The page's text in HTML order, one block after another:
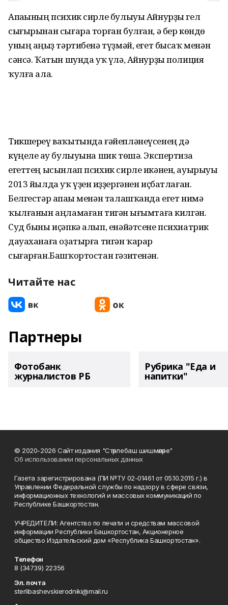
Апаһының психик сирле булыуы Айнурҙы гел
сығырынан сығара торған булған, ә бер көндө
уның аңһыҙ тәртибенә түҙмәй, егет бысаҡ менән
сәнсә. Ҡатын шунда уҡ үлә, Айнурҙы полиция
ҡулға ала.
Тикшереү ваҡытында ғәйепләнеүсенең дә
күңеле һау булыуына шик төшә. Экспертиза
егеттең ысынлап психик сирле икәнен, ауырыуы
2013 йылда уҡ үҙен һиҙҙергәнен иҫбатлаған.
Белгестәр апаһы менән талашҡанда егет нимә
ҡылғанын аңламаған тигән һығымтаға килгән.
Суд быны иҫәпкә алып, енәйәтсене психиатрик
дауаханаға оҙатырға тигән ҡарар
сығарған.Башҡортостан гәзитенән.
Читайте нас
Партнеры
Фотобанк
журналистов РБ
Рубрика "Еда и
напитки"
© 2020-2026 Сайт издания "Стәрлебаш шишмәләре"
Об использовании персональных данных
Газета зарегистрирована (ПИ №ТУ 02-01461 от 05.10.2015 г.) в
Управлении Федеральной службы по надзору в сфере связи,
информационных технологий и массовых коммуникаций по
Республике Башкортостан.
УЧРЕДИТЕЛИ: Агентство по печати и средствам массовой
информации Республики Башкортостан, Акционерное
общество Издательский дом «Республика Башкортостан».
Телефон
8 (34739) 22356
Эл. почта
sterlibashevskierodniki@mail.ru